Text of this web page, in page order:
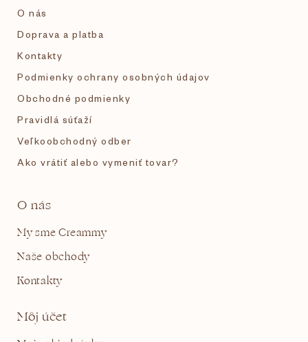
O nás
Doprava a platba
Kontakty
Podmienky ochrany osobných údajov
Obchodné podmienky
Pravidlá súťaží
Veľkoobchodný odber
Ako vrátiť alebo vymeniť tovar?
O nás
My sme Creammy
Naše obchody
Kontakty
Môj účet